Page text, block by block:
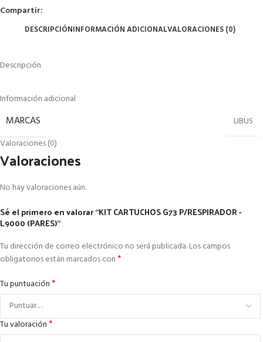
Compartir:
DESCRIPCIÓNINFORMACIÓN ADICIONALVALORACIONES (0)
Descripción
Información adicional
MARCAS
LIBUS
Valoraciones (0)
Valoraciones
No hay valoraciones aún.
Sé el primero en valorar “KIT CARTUCHOS G73 P/RESPIRADOR -
L9000 (PARES)”
Tu dirección de correo electrónico no será publicada.Los campos
obligatorios están marcados con*
Tu puntuación*
Tu valoración*